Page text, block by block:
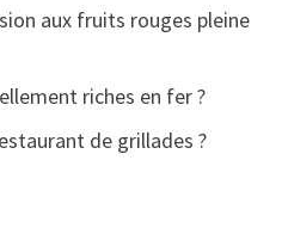
aux fruits rouges pleine
riches en fer ?
de grillades ?